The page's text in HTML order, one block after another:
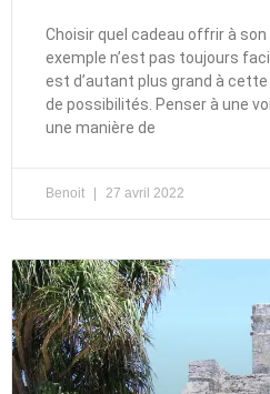
Choisir quel cadeau offrir à
exemple n’est pas toujours
est d’autant plus grand à
de possibilités. Penser à une
une manière de
Benoit 27 avril 2022